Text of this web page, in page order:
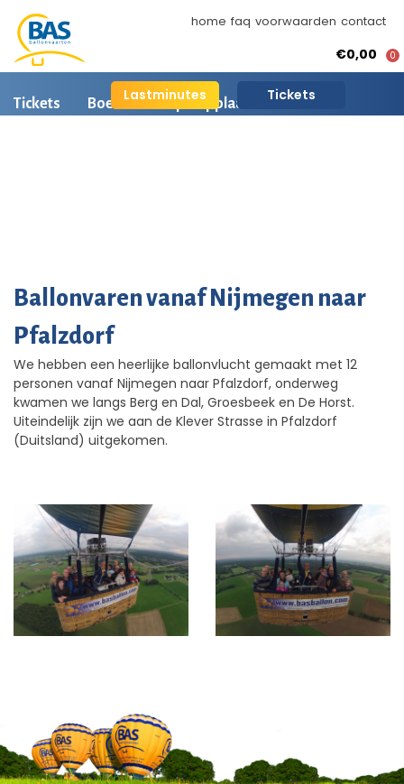
home faq voorwaarden contact
Lastminutes Tickets
€0,00 0
Tickets Boeken Opstapplaatsen
Ballonvaren vanaf Nijmegen naar
Pfalzdorf
We hebben een heerlijke ballonvlucht gemaakt met 12
personen vanaf Nijmegen naar Pfalzdorf, onderweg
kwamen we langs Berg en Dal, Groesbeek en De Horst.
Uiteindelijk zijn we aan de Klever Strasse in Pfalzdorf
(Duitsland) uitgekomen.